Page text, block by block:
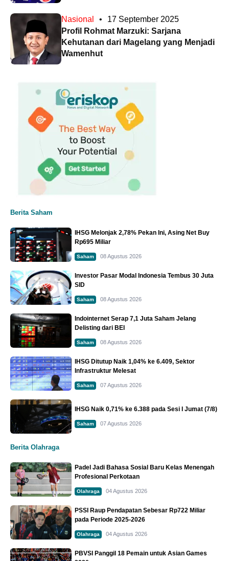
Nasional •
17 September 2025
Profil Rohmat Marzuki: Sarjana
Kehutanan dari Magelang yang Menjadi
Wamenhut
Berita Saham
IHSG Melonjak 2,78% Pekan Ini, Asing Net Buy
Rp695 Miliar
Saham 08 Agustus 2026
Investor Pasar Modal Indonesia Tembus 30 Juta
SID
Saham 08 Agustus 2026
Indointernet Serap 7,1 Juta Saham Jelang
Delisting dari BEI
Saham 08 Agustus 2026
IHSG Ditutup Naik 1,04% ke 6.409, Sektor
Infrastruktur Melesat
Saham 07 Agustus 2026
IHSG Naik 0,71% ke 6.388 pada Sesi I Jumat (7/8)
Saham 07 Agustus 2026
Berita Olahraga
Padel Jadi Bahasa Sosial Baru Kelas Menengah
Profesional Perkotaan
Olahraga 04 Agustus 2026
PSSI Raup Pendapatan Sebesar Rp722 Miliar
pada Periode 2025-2026
Olahraga 04 Agustus 2026
PBVSI Panggil 18 Pemain untuk Asian Games